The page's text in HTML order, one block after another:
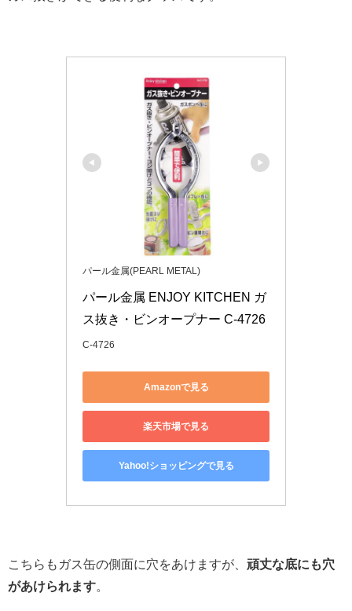
パール金属(PEARL METAL)
パール金属 ENJOY KITCHEN ガ
ス抜き・ビンオープナー C-4726
C-4726
Amazonで見る
楽天市場で見る
Yahoo!ショッピングで見る
こちらもガス缶の側面に穴をあけますが、 頑丈な底にも穴
があけられます